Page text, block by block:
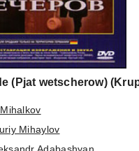
(Pjat wetscherow)
Mihaylov
Adabashyan